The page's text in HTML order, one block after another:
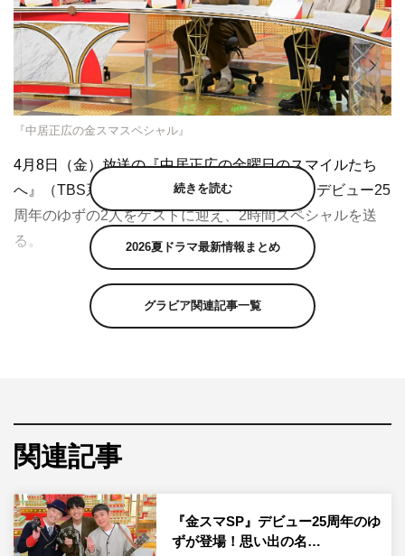
『中居正広の金スマスペシャル』
4月8日（金）放送の『中居正広の金曜日のスマイルたち
へ』（TBS系 午後8時57分〜10時54分）は、デビュー25
周年のゆずの2人をゲストに迎え、2時間スペシャルを送
る。
“思い出のゆず曲ランキング”と題したメイン企画では、日
本全国で心に残るゆず曲との思い出を大調査。「ゆずの楽
曲がキッカケで結婚した！」「これがキッカケで自分もア
ずの楽曲にまつわる思い出と、名曲の数々をランキング形
っていく。
中居が「いつ会ってもギスギスしてない。いい意味で緊張
続きを読む
2026夏ドラマ最新情報まとめ
グラビア関連記事一覧
関連記事
『金スマSP』デビュー25周年のゆ
ずが登場！思い出の名…